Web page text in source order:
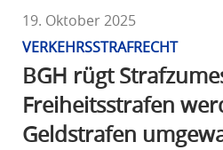
19. Oktober 2025
VERKEHRSSTRAFRECHT
BGH rügt
Freiheitsstrafen
Geldstrafen